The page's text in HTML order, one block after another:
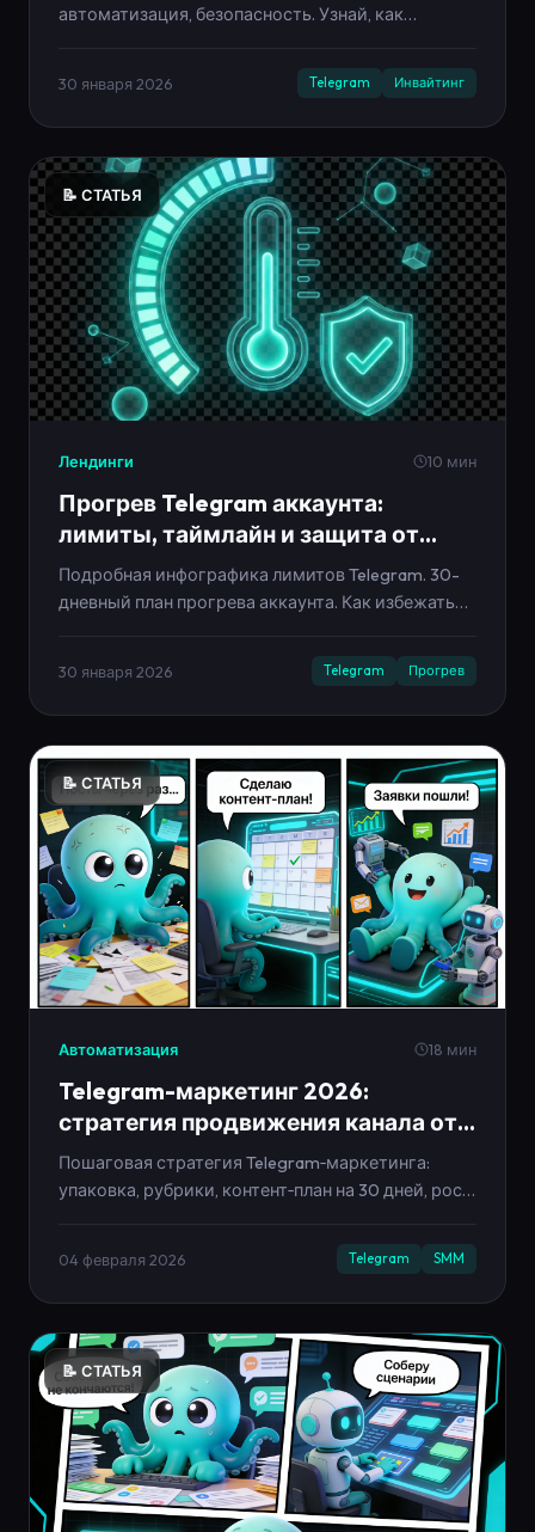
автоматизация, безопасность. Узнай, как
30 января 2026 Telegram Инвайтинг
📝 СТАТЬЯ
Лендинги 10 мин
Прогрев Telegram аккаунта:
лимиты, таймлайн и защита от
бана
Подробная инфографика лимитов Telegram. 30-
дневный план прогрева аккаунта. Как избежать
30 января 2026 Telegram Прогрев
📝 СТАТЬЯ
Автоматизация 18 мин
Telegram-маркетинг 2026:
стратегия продвижения канала от
нуля до заявок
Пошаговая стратегия Telegram‑маркетинга:
упаковка, рубрики, контент‑план на 30 дней, рост
04 февраля 2026 Telegram SMM
📝 СТАТЬЯ